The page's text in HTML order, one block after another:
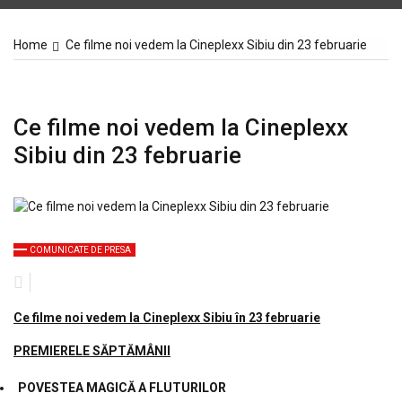
Home Ce filme noi vedem la Cineplexx Sibiu din 23 februarie
Ce filme noi vedem la Cineplexx
Sibiu din 23 februarie
COMUNICATE DE PRESA
Ce filme noi vedem la Cineplexx Sibiu în 23 februarie
PREMIERELE SĂPTĂMÂNII
POVESTEA MAGICĂ A FLUTURILOR